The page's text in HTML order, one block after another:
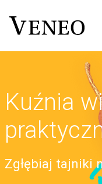
Kuźnia
Zgłębiaj tajniki